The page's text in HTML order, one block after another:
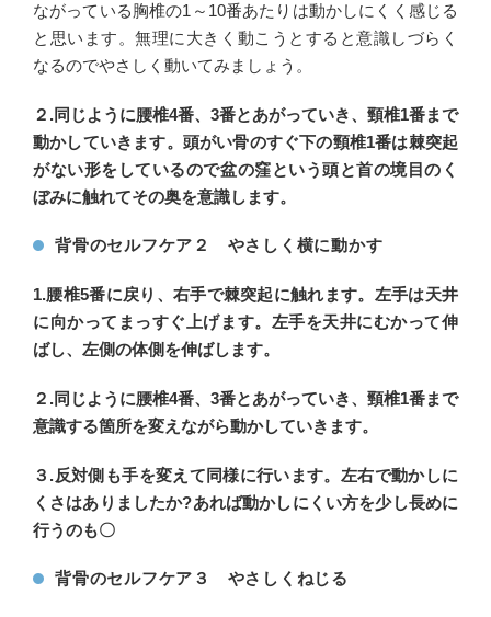
ながっている胸椎の1～10番あたりは動かしにくく感じる
と思います。無理に大きく動こうとすると意識しづらく
なるのでやさしく動いてみましょう。
２.同じように腰椎4番、3番とあがっていき、頸椎1番まで
動かしていきます。頭がい骨のすぐ下の頸椎1番は棘突起
がない形をしているので盆の窪という頭と首の境目のく
ぼみに触れてその奥を意識します。
背骨のセルフケア２ やさしく横に動かす
1.腰椎5番に戻り、右手で棘突起に触れます。左手は天井
に向かってまっすぐ上げます。左手を天井にむかって伸
ばし、左側の体側を伸ばします。
２.同じように腰椎4番、3番とあがっていき、頸椎1番まで
意識する箇所を変えながら動かしていきます。
３.反対側も手を変えて同様に行います。左右で動かしに
くさはありましたか?あれば動かしにくい方を少し長めに
行うのも〇
背骨のセルフケア３ やさしくねじる